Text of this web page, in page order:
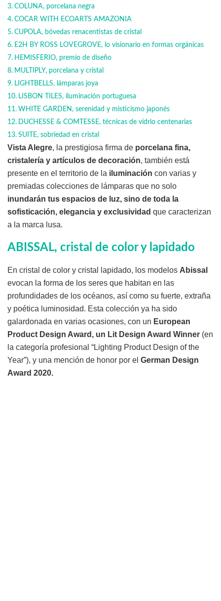
COLUNA, porcelana negra
COCAR WITH ECOARTS AMAZONIA
CUPOLA, bóvedas renacentistas de cristal
E2H BY ROSS LOVEGROVE, lo visionario en formas orgánicas
HEMISFERIO, premio de diseño
MULTIPLY, porcelana y cristal
LIGHTBELLS, lámparas joya
LISBON TILES, iluminación portuguesa
WHITE GARDEN, serenidad y misticismo japonés
DUCHESSE & COMTESSE, técnicas de vidrio centenarias
SUITE, sobriedad en cristal
Vista Alegre, la prestigiosa firma de porcelana fina,
cristalería y artículos de decoración, también está
presente en el territorio de la iluminación con varias y
premiadas colecciones de lámparas que no solo
inundarán tus espacios de luz, sino de toda la
sofisticación, elegancia y exclusividad que caracterizan
a la marca lusa.
ABISSAL, cristal de color y lapidado
En cristal de color y cristal lapidado, los modelos Abissal
evocan la forma de los seres que habitan en las
profundidades de los océanos, así como su fuerte, extraña
y poética luminosidad. Esta colección ya ha sido
galardonada en varias ocasiones, con un European
Product Design Award, un Lit Design Award Winner (en
la categoría profesional “Lighting Product Design of the
Year”), y una mención de honor por el German Design
Award 2020.